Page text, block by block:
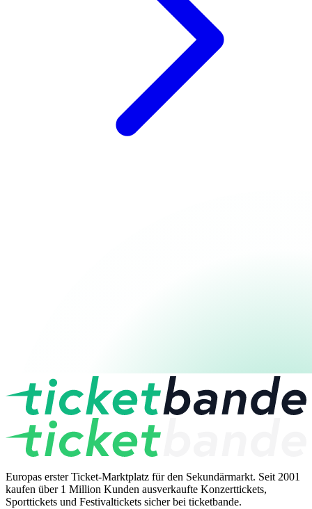
Europas erster Ticket-Marktplatz für den Sekundärmarkt. Seit 2001
kaufen über 1 Million Kunden ausverkaufte Konzerttickets,
Sporttickets und Festivaltickets sicher bei ticketbande.